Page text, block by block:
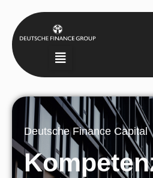
Deutsche Finance Capital